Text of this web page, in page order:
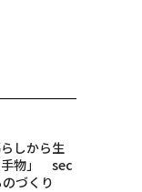
しから生
手物」 sec
づくり